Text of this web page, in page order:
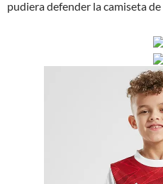
pudiera defender la camiseta